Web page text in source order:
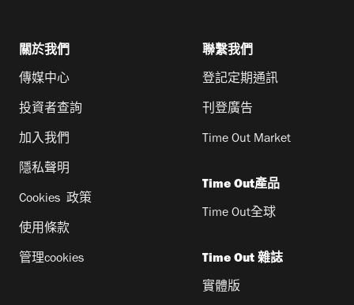
關於我們
傳媒中心
投資者查詢
加入我們
隱私聲明
Cookies 政策
使用條款
管理cookies
聯繫我們
登記定期通訊
刊登廣告
Time Out Market
Time Out產品
Time Out全球
Time Out 雜誌
實體版